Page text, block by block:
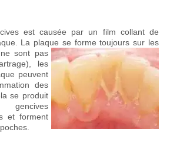
est causée par un film collant de
La plaque se forme toujours sur les
sont pas
les
peuvent
des
se produit
gencives
et forment